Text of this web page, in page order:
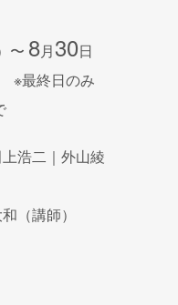
〜 8月30日
※最終日のみ
浩二｜外山綾
（講師）